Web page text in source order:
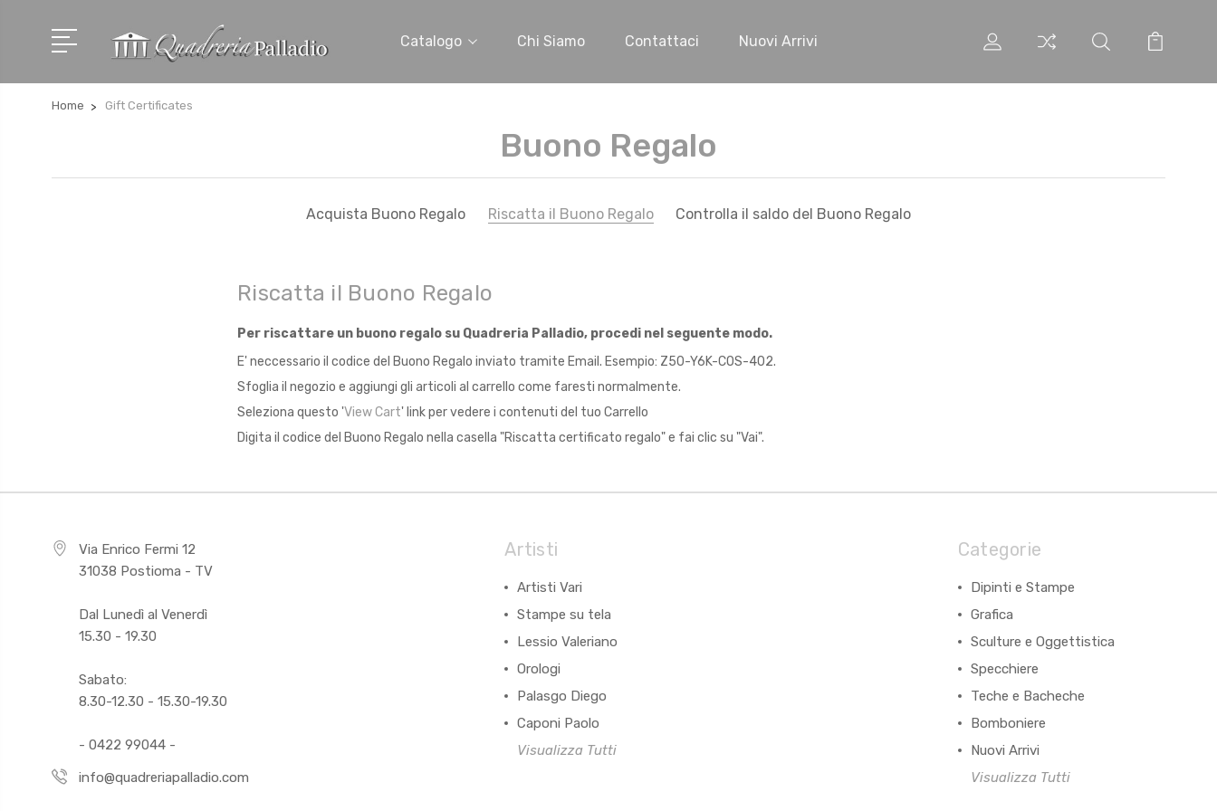
Catalogo Chi Siamo Contattaci Nuovi Arrivi
Home Gift Certificates
Buono Regalo
Acquista Buono Regalo Riscatta il Buono Regalo Controlla il saldo del Buono Regalo
Riscatta il Buono Regalo
Per riscattare un buono regalo su Quadreria Palladio, procedi nel seguente modo.
E' neccessario il codice del Buono Regalo inviato tramite Email. Esempio: Z50-Y6K-COS-402.
Sfoglia il negozio e aggiungi gli articoli al carrello come faresti normalmente.
Seleziona questo 'View Cart' link per vedere i contenuti del tuo Carrello
Digita il codice del Buono Regalo nella casella "Riscatta certificato regalo" e fai clic su "Vai".
Via Enrico Fermi 12
31038 Postioma - TV
Dal Lunedì al Venerdì
15.30 - 19.30
Sabato:
8.30-12.30 - 15.30-19.30
- 0422 99044 -
info@quadreriapalladio.com
Artisti
Artisti Vari
Stampe su tela
Lessio Valeriano
Orologi
Palasgo Diego
Caponi Paolo
Visualizza Tutti
Categorie
Dipinti e Stampe
Grafica
Sculture e Oggettistica
Specchiere
Teche e Bacheche
Bomboniere
Nuovi Arrivi
Visualizza Tutti